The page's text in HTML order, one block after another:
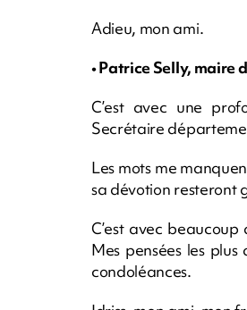
Adieu, mon ami.
• Patrice Selly, maire
C’est avec une
Secrétaire
Les mots me
sa dévotion resteront
C’est avec
Mes pensées les
condoléances.